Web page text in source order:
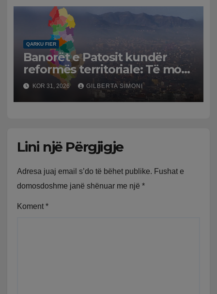
QARKU FIER
Banorët e Patosit kundër
reformës territoriale: Të mos
humbasim identitetin e
qytetit
KOR 31, 2026 GILBERTA SIMONI
Lini një Përgjigje
Adresa juaj email s’do të bëhet publike. Fushat e
domosdoshme janë shënuar me një *
Koment *